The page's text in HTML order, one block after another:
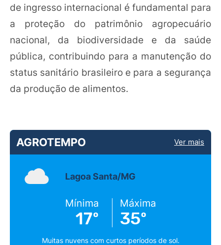
de ingresso internacional é fundamental para
a proteção do patrimônio agropecuário
nacional, da biodiversidade e da saúde
pública, contribuindo para a manutenção do
status sanitário brasileiro e para a segurança
da produção de alimentos.
AGROTEMPO Ver mais
Lagoa Santa/MG
Mínima
17º
Máxima
35º
Muitas nuvens com curtos períodos de sol.